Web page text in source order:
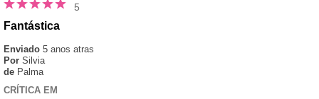
5
Fantástica
Enviado 5 anos atras
Por Silvia
de Palma
CRÍTICA EM